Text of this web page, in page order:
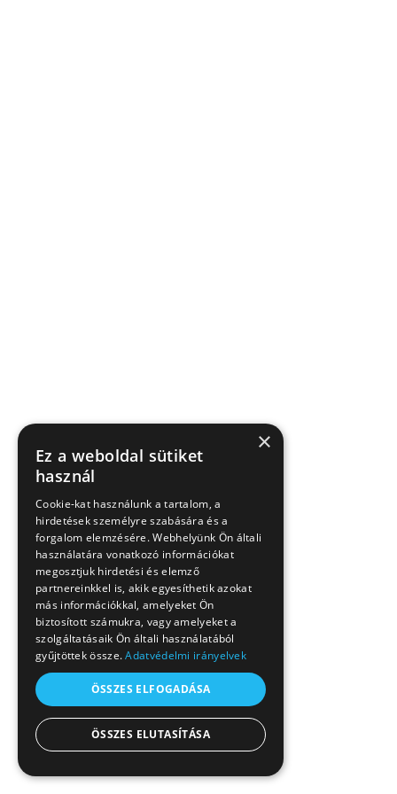
×
Ez a weboldal sütiket
használ
Cookie-kat használunk a tartalom, a
hirdetések személyre szabására és a
forgalom elemzésére. Webhelyünk Ön általi
használatára vonatkozó információkat
megosztjuk hirdetési és elemző
partnereinkkel is, akik egyesíthetik azokat
más információkkal, amelyeket Ön
biztosított számukra, vagy amelyeket a
szolgáltatásaik Ön általi használatából
gyűjtöttek össze.Adatvédelmi irányelvek
ÖSSZES ELFOGADÁSA
ÖSSZES ELUTASÍTÁSA